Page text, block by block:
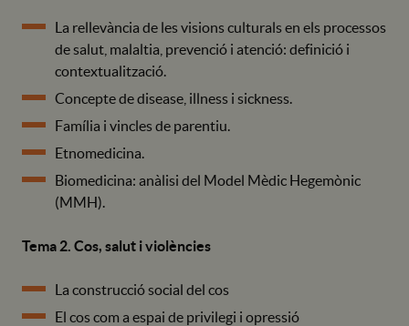
La rellevància de les visions culturals en els processos
de salut, malaltia, prevenció i atenció: definició i
contextualització.
Concepte de disease, illness i sickness.
Família i vincles de parentiu.
Etnomedicina.
Biomedicina: anàlisi del Model Mèdic Hegemònic
(MMH).
Tema 2. Cos, salut i violències
La construcció social del cos
El cos com a espai de privilegi i opressió